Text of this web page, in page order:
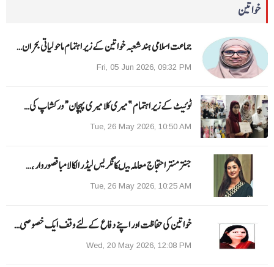
خواتین
جماعت اسلامی ہند شعبہ خواتین کے زیر اہتمام ماحولیاتی بحران…
Fri, 05 Jun 2026, 09:32 PM
ٹوئیٹ کے زیر اہتمام ”میری کلا میری پہچان“ ورکشاپ کی…
Tue, 26 May 2026, 10:50 AM
جنتر منتر احتجاج معاملہ میںکانگریس لیڈر الکا لامبا قصوروار ،…
Tue, 26 May 2026, 10:25 AM
خواتین کی حفاظت اور اپنے دفاع کےلئے وقف ایک خصوصی…
Wed, 20 May 2026, 12:08 PM